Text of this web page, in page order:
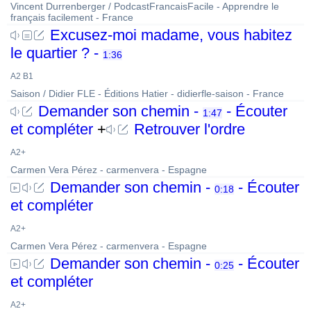
Vincent Durrenberger / PodcastFrancaisFacile - Apprendre le
français facilement - France
Excusez-moi madame, vous habitez
le quartier ? - 1:36
A2 B1
Saison / Didier FLE - Éditions Hatier - didierfle-saison - France
Demander son chemin - 1:47- Écouter
et compléter + Retrouver l'ordre
A2+
Carmen Vera Pérez - carmenvera - Espagne
Demander son chemin - 0:18- Écouter
et compléter
A2+
Carmen Vera Pérez - carmenvera - Espagne
Demander son chemin - 0:25- Écouter
et compléter
A2+